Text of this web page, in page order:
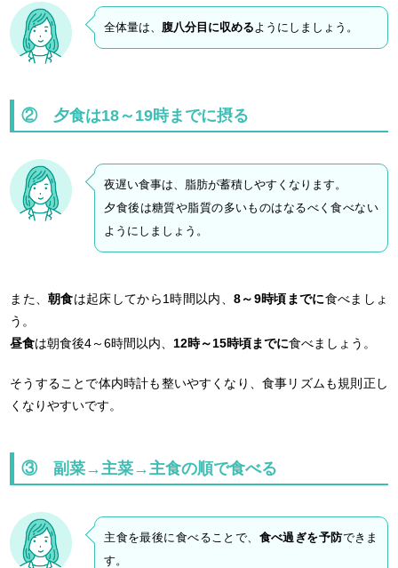
全体量は、 腹八分目に収める ようにしましょう。
② 夕食は18～19時までに摂る
夜遅い食事は、脂肪が蓄積しやすくなります。
夕食後は糖質や脂質の多いものはなるべく食べない
ようにしましょう。
また、朝食は起床してから1時間以内、 8～9時頃までに食べましょ
う。
昼食は朝食後4～6時間以内、 12時～15時頃までに食べましょう。
そうすることで体内時計も整いやすくなり、食事リズムも規則正し
くなりやすいです。
③副菜→主菜→主食の順で食べる
主食を最後に食べることで、 食べ過ぎを予防できま
す。